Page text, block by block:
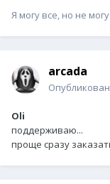
Я могу все, но не
arcada
Oli
поддерживаю...
проще сразу